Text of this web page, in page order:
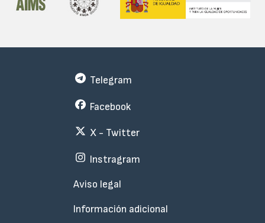
Subfooter
Telegram
Facebook
X - Twitter
Instragram
Aviso legal
Información adicional